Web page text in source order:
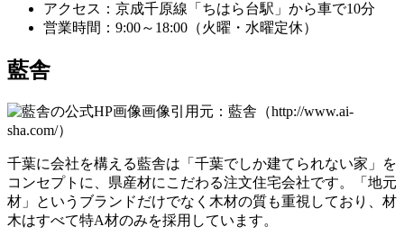
アクセス：京成千原線「ちはら台駅」から車で10分
営業時間：9:00～18:00（火曜・水曜定休）
藍舎
画像引用元：藍舎（http://www.ai-
sha.com/）
千葉に会社を構える藍舎は 「千葉でしか建てられない家」を
コンセプト に、県産材にこだわる注文住宅会社です。「地元
材」というブランドだけでなく木材の質も重視しており、材
木はすべて特A材のみを採用しています。